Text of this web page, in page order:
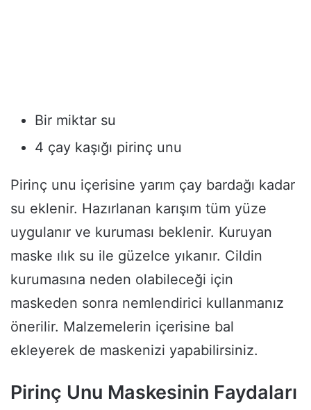
Bir miktar su
4 çay kaşığı pirinç unu
Pirinç unu içerisine yarım çay bardağı kadar
su eklenir. Hazırlanan karışım tüm yüze
uygulanır ve kuruması beklenir. Kuruyan
maske ılık su ile güzelce yıkanır. Cildin
kurumasına neden olabileceği için
maskeden sonra nemlendirici kullanmanız
önerilir. Malzemelerin içerisine bal
ekleyerek de maskenizi yapabilirsiniz.
Pirinç Unu Maskesinin Faydaları